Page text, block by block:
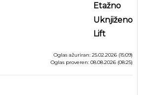
Etažno
Uknjiženo
Lift
Oglas ažuriran: 25.02.2026 (15:09)
Oglas proveren: 08.08.2026 (08:25)